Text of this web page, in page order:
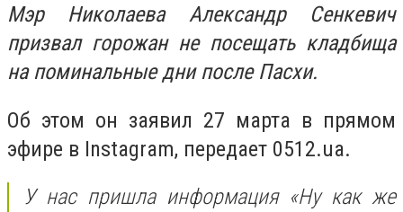
Мэр Николаева Александр Сенкевич
призвал горожан не посещать кладбища
на поминальные дни после Пасхи.
Об этом он заявил 27 марта в прямом
эфире в Instagram, передает 0512.ua.
У нас пришла информация «Ну как же